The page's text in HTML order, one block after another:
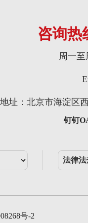
咨询热
周一至
地址：北京市海淀区
钉钉
号-2